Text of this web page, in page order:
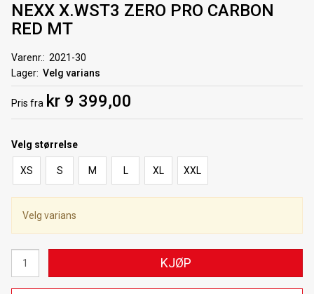
NEXX X.WST3 ZERO PRO CARBON
RED MT
Varenr.
2021-30
Lager Velg varians
Pris fra kr 9 399,00
Velg størrelse
XS S M L XL XXL
Velg varians
KJØP